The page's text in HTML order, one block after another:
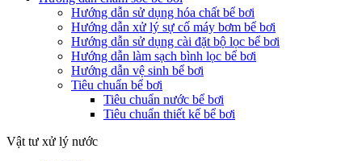
Hướng dẫn sử dụng hóa chất bể bơi
Hướng dẫn xử lý sự cố máy bơm bể bơi
Hướng dẫn sử dụng cài đặt bộ lọc bể bơi
Hướng dẫn làm sạch bình lọc bể bơi
Hướng dẫn vệ sinh bể bơi
Tiêu chuẩn bể bơi
Tiêu chuẩn nước bể bơi
Tiêu chuẩn thiết kế bể bơi
Vật tư xử lý nước